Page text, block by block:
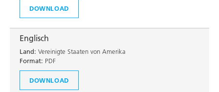
DOWNLOAD
Englisch
Land: Vereinigte Staaten von Amerika
Format: PDF
DOWNLOAD